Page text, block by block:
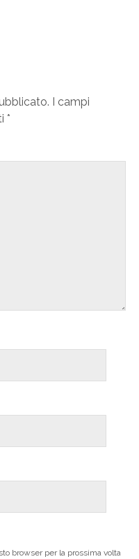
I campi
*
browser per la prossima volta